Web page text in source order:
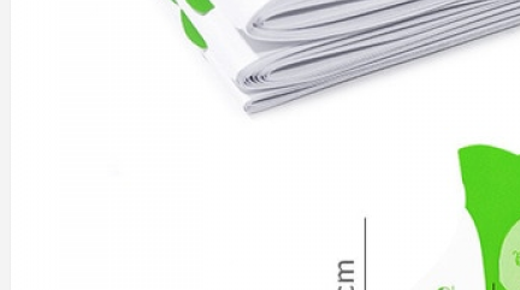
CRISTALE/PIETRE
DECORATIUNI IARNA
FOLII DE TRANSFER
MATRITE - STAMPILE - OJA STAMPILA
PIGMENT DECOR UNGHII
SCLIPICI - PAIETE - CONFETTI - CAVIAR
PALETARE-EXPUNERE CULORI